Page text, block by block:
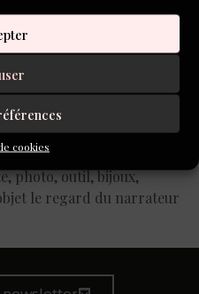
cookies
lieu en lien avec un
ce lieu, ou se situe t-il,
photo, outil, bijoux,
le regard du narrateur